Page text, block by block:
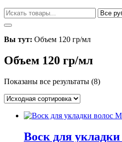
Вы тут: Объем 120 гр/мл
Объем 120 гр/мл
Показаны все результаты (8)
Воск для